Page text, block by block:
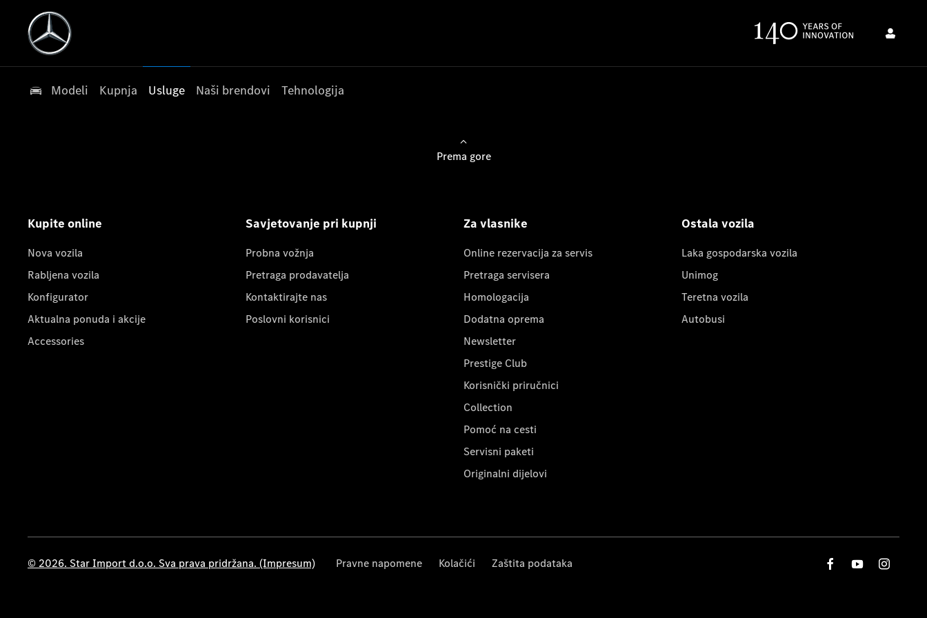
Modeli Kupnja Usluge Naši brendovi Tehnologija
Prema gore
Kupite online
Nova vozila
Rabljena vozila
Konfigurator
Aktualna ponuda i akcije
Accessories
Savjetovanje pri kupnji
Probna vožnja
Pretraga prodavatelja
Kontaktirajte nas
Poslovni korisnici
Za vlasnike
Online rezervacija za servis
Pretraga servisera
Homologacija
Dodatna oprema
Newsletter
Prestige Club
Korisnički priručnici
Collection
Pomoć na cesti
Servisni paketi
Originalni dijelovi
Ostala vozila
Laka gospodarska vozila
Unimog
Teretna vozila
Autobusi
© 2026. Star Import d.o.o. Sva prava pridržana. (Impresum) Pravne napomene Kolačići Zaštita podataka